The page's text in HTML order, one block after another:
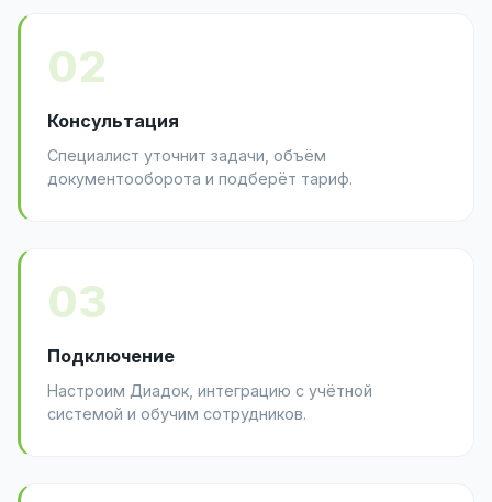
02
Консультация
Специалист уточнит задачи, объём
документооборота и подберёт тариф.
03
Подключение
Настроим Диадок, интеграцию с учётной
системой и обучим сотрудников.